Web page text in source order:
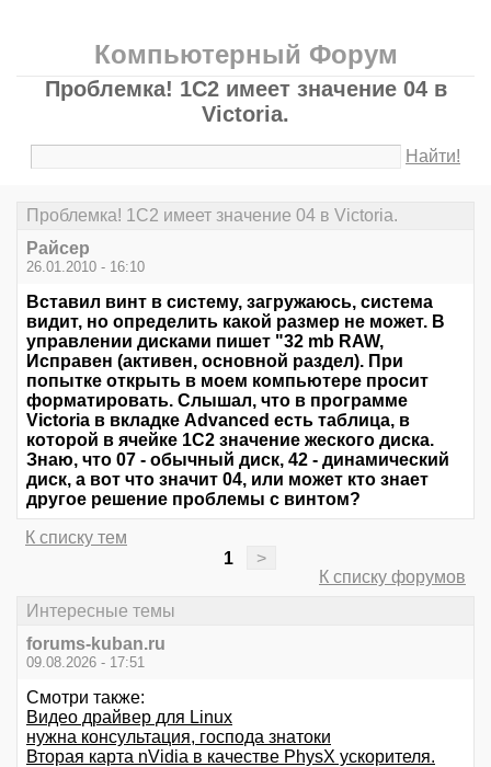
Компьютерный Форум
Проблемка! 1С2 имеет значение 04 в
Victoria.
Найти!
Проблемка! 1С2 имеет значение 04 в Victoria.
Райсер
26.01.2010 - 16:10
Вставил винт в систему, загружаюсь, система
видит, но определить какой размер не может. В
управлении дисками пишет "32 mb RAW,
Исправен (активен, основной раздел). При
попытке открыть в моем компьютере просит
форматировать. Слышал, что в программе
Victoria в вкладке Advanced есть таблица, в
которой в ячейке 1С2 значение жеского диска.
Знаю, что 07 - обычный диск, 42 - динамический
диск, а вот что значит 04, или может кто знает
другое решение проблемы с винтом?
К списку тем
1
>
К списку форумов
Интересные темы
forums-kuban.ru
09.08.2026 - 17:51
Смотри также:
Видео драйвер для Linux
нужна консультация, господа знатоки
Вторая карта nVidia в качестве PhysX ускорителя.